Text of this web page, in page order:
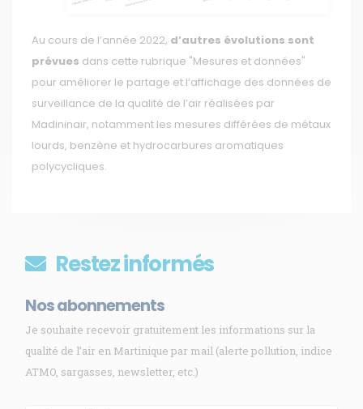
Au cours de l’année 2022, d’autres évolutions sont
prévues dans cette rubrique "Mesures et données"
pour améliorer le partage et l’affichage des données de
surveillance de la qualité de l’air réalisées par
Madininair, notamment les mesures différées de métaux
lourds, benzène et hydrocarbures aromatiques
polycycliques.
Restez informés
Nos abonnements
Je souhaite recevoir gratuitement les informations sur la
qualité de l’air en Martinique par mail (alerte pollution, indice
ATMO, sargasses, newsletter, etc.)
Membre de Agréé par